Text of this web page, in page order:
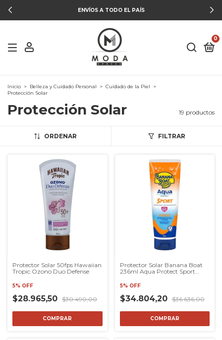
ENVÍOS A TODO EL PAÍS
0
Inicio > Belleza y Cuidado Personal > Cuidado de la Piel
>
Protección Solar
Protección Solar 19 productos
ORDENAR FILTRAR
Protector Solar 50fps Hawaiian
Tropic Ozono Duo Defense
5% OFF
$28.965,50 $30.490,00
Protector Solar Banana Boat
236ml Aqua Protect Sport
5% OFF
$34.804,20 $36.636,00